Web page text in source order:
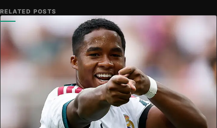
RELATED POSTS